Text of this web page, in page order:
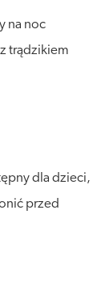
na noc
trądzikiem
dla dzieci,
przed